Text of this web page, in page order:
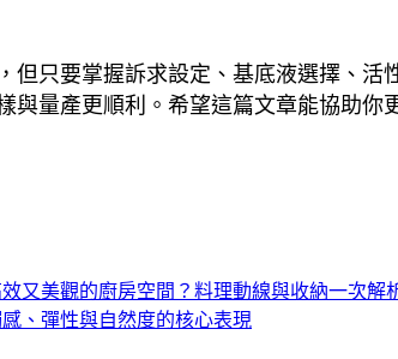
但只要掌握訴求設定、基底液選擇、
與量產更順利。希望這篇文章能協助你
又美觀的廚房空間？料理動線與收納一次解
、彈性與自然度的核心表現